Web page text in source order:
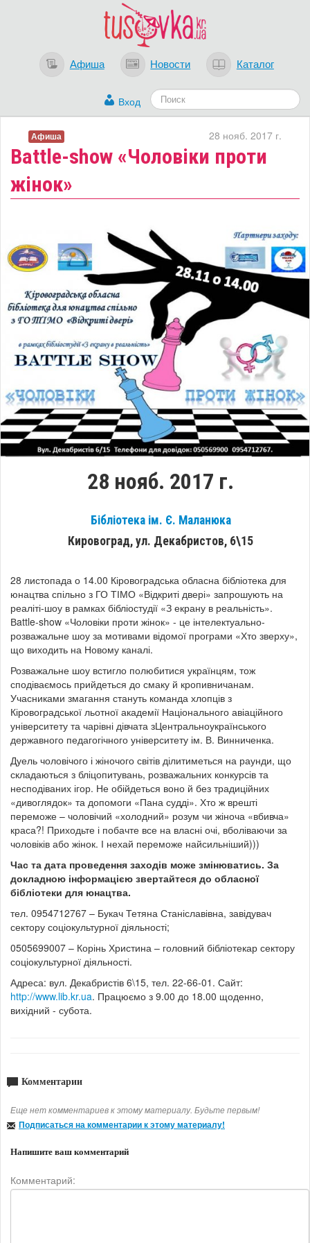
Афиша Новости Каталог
Вход
​Вattle-show «Чоловіки проти
жінок»
28 нояб. 2017 г.
Афиша
28 нояб. 2017 г.
Бібліотека ім. Є. Маланюка
Кировоград, ул. Декабристов, 6\15
28 листопада о 14.00 Кіровоградська обласна бібліотека для
юнацтва спільно з ГО ТІМО «Відкриті двері» запрошують на
реаліті-шоу в рамках бібліостудії «З екрану в реальність».
Вattle-show «Чоловіки проти жінок» - це інтелектуально-
розважальне шоу за мотивами відомої програми «Хто зверху»,
що виходить на Новому каналі.
Розважальне шоу встигло полюбитися українцям, тож
сподіваємось прийдеться до смаку й кропивничанам.
Учасниками змагання стануть команда хлопців з
Кіровоградської льотної академії Національного авіаційного
університету та чарівні дівчата зЦентральноукраїнського
державного педагогічного університету ім. В. Винниченка.
Дуель чоловічого і жіночого світів ділитиметься на раунди, що
складаються з бліцопитувань, розважальних конкурсів та
несподіваних ігор. Не обійдеться воно й без традиційних
«дивоглядок» та допомоги «Пана судді». Хто ж врешті
переможе – чоловічий «холодний» розум чи жіноча «вбивча»
краса?! Приходьте і побачте все на власні очі, вболіваючи за
чоловіків або жінок. І нехай переможе найсильніший)))
Час та дата проведення заходів може змінюватись. За
докладною інформацією звертайтеся до обласної
бібліотеки для юнацтва.
тел. 0954712767 – Букач Тетяна Станіславівна, завідувач
сектору соціокультурної діяльності;
0505699007 – Корінь Христина – головний бібліотекар сектору
соціокультурної діяльності.
Адреса: вул. Декабристів 6\15, тел. 22-66-01. Сайт:
http://www.lib.kr.ua. Працюємо з 9.00 до 18.00 щоденно,
вихідний - субота.
Комментарии
Еще нет комментариев к этому материалу. Будьте первым!
Подписаться на комментарии к этому материалу!
Напишите ваш комментарий
Комментарий: